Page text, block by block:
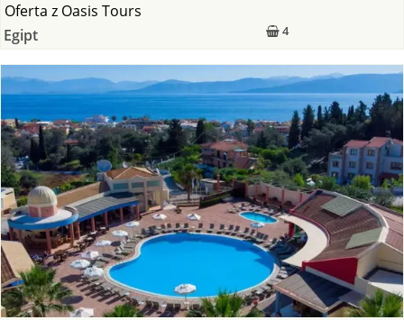
4
Oferta z Oasis Tours
Egipt